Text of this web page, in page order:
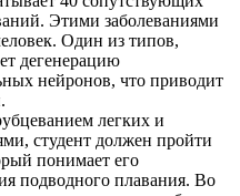
Этими заболеваниями
Один из типов,
дегенерацию
нейронов, что приводит
легких и
студент должен пройти
понимает его
подводного плавания. Во